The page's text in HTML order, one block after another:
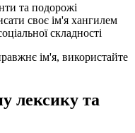
та подорожі
своє ім'я хангилем
складності
ім'я, використайте
лексику та